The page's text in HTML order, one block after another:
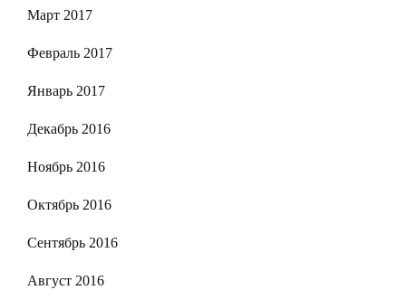
Март 2017
Февраль 2017
Январь 2017
Декабрь 2016
Ноябрь 2016
Октябрь 2016
Сентябрь 2016
Август 2016